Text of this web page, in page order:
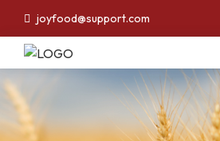
joyfood@support.com